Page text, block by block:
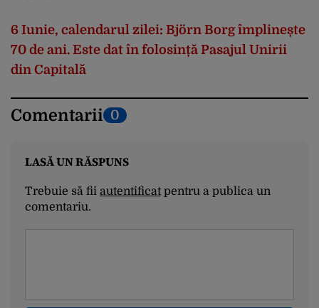
6 Iunie, calendarul zilei: Björn Borg împlinește
70 de ani. Este dat în folosință Pasajul Unirii
din Capitală
Comentarii 0
LASĂ UN RĂSPUNS
Trebuie să fii autentificatpentru a publica un
comentariu.